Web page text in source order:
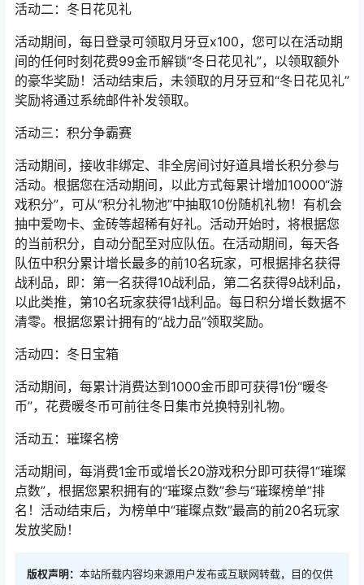
活动二：冬日花见礼
活动期间，每日登录可领取月牙豆x100，您可以在活动期
间的任何时刻花费99金币解锁“冬日花见礼”，以领取额外
的豪华奖励！活动结束后，未领取的月牙豆和“冬日花见礼”
奖励将通过系统邮件补发领取。
活动三：积分争霸赛
活动期间，接收非绑定、非全房间讨好道具增长积分参与
活动。根据您在活动期间，以此方式每累计增加10000“游
戏积分”，可从“积分礼物池”中抽取10份随机礼物！有机会
抽中爱吻卡、金砖等超稀有好礼。活动开始时，将根据您
的当前积分，自动分配至对应队伍。在活动期间，每天各
队伍中积分累计增长最多的前10名玩家，可根据排名获得
战利品，即：第一名获得10战利品，第二名获得9战利品，
以此类推，第10名玩家获得1战利品。每日积分增长数据不
清零。根据您累计拥有的“战力品”领取奖励。
活动四：冬日宝箱
活动期间，每累计消费达到1000金币即可获得1份“暖冬
币”，花费暖冬币可前往冬日集市兑换特别礼物。
活动五：璀璨名榜
活动期间，每消费1金币或增长20游戏积分即可获得1“璀璨
点数”，根据您累积拥有的“璀璨点数”参与“璀璨榜单”排
名！活动结束后，为榜单中“璀璨点数”最高的前20名玩家
发放奖励！
版权声明： 本站所载内容均来源用户发布或互联网转载，目的仅供